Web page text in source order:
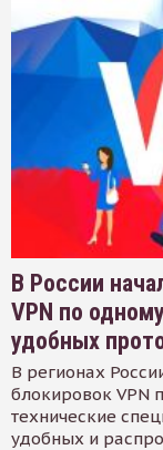
В России
VPN по
удобных
В регионах
блокировок VPN
технические
удобных и